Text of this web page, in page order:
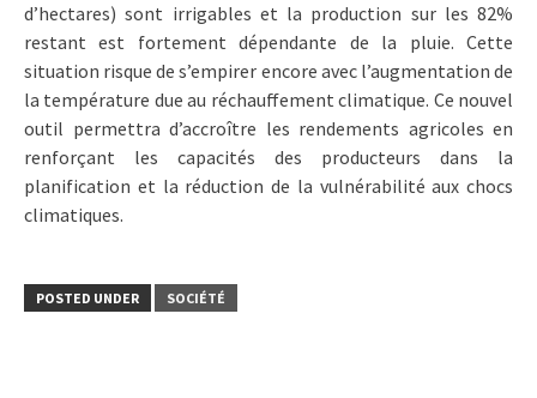
d’hectares) sont irrigables et la production sur les 82%
restant est fortement dépendante de la pluie. Cette
situation risque de s’empirer encore avec l’augmentation de
la température due au réchauffement climatique. Ce nouvel
outil permettra d’accroître les rendements agricoles en
renforçant les capacités des producteurs dans la
planification et la réduction de la vulnérabilité aux chocs
climatiques.
POSTED UNDER SOCIÉTÉ